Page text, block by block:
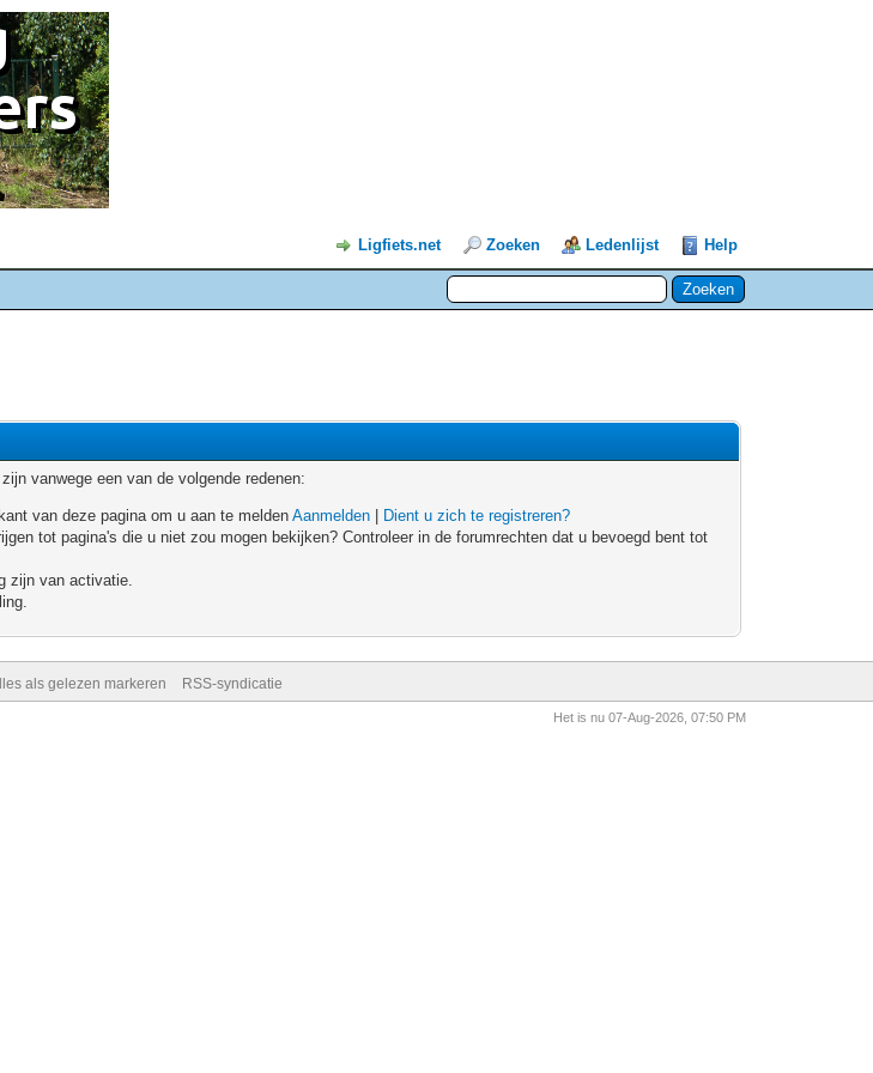
Ligfiets.net Zoeken Ledenlijst Help
vanwege een van de volgende redenen:
van deze pagina om u aan te meldenAanmelden
Dient u zich te registreren?
tot pagina's die u niet zou mogen bekijken? Controleer in de forumrechten dat u bevoegd bent tot
zijn van activatie.
als gelezen markeren RSS-syndicatie
Het is nu 07-Aug-2026, 07:50 PM